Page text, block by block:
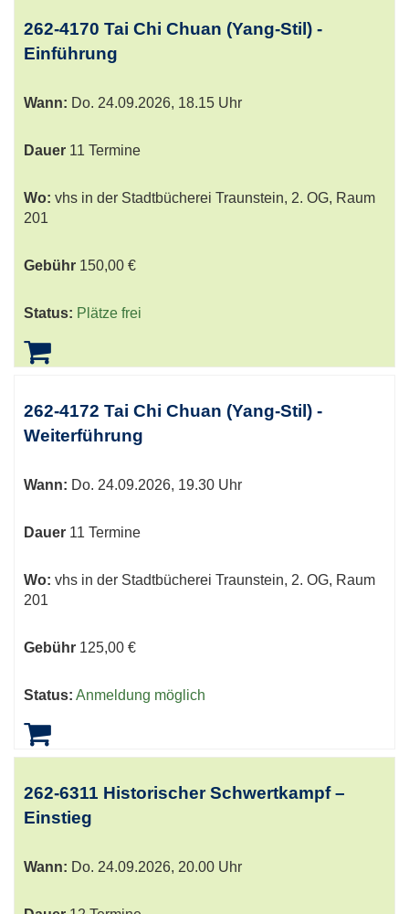
262-4170 Tai Chi Chuan (Yang-Stil) -
Einführung
Wann: Do. 24.09.2026, 18.15 Uhr
Dauer 11 Termine
Wo: vhs in der Stadtbücherei Traunstein, 2. OG, Raum
201
Gebühr 150,00 €
Status: Plätze frei
262-4172 Tai Chi Chuan (Yang-Stil) -
Weiterführung
Wann: Do. 24.09.2026, 19.30 Uhr
Dauer 11 Termine
Wo: vhs in der Stadtbücherei Traunstein, 2. OG, Raum
201
Gebühr 125,00 €
Status: Anmeldung möglich
262-6311 Historischer Schwertkampf –
Einstieg
Wann: Do. 24.09.2026, 20.00 Uhr